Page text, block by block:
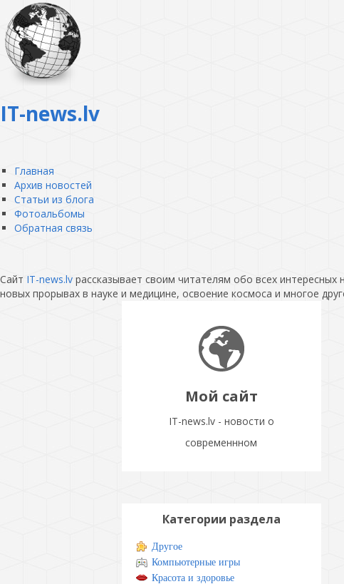
IT-news.lv
Главная
Архив новостей
Статьи из блога
Фотоальбомы
Обратная связь
Сайт IT-news.lv рассказывает своим читателям обо всех
новых прорывах в науке и медицине, освоение космоса и многое
Мой сайт
IT-news.lv - новости о
современнном
Категории раздела
Другое
Компьютерные игры
Красота и здоровье